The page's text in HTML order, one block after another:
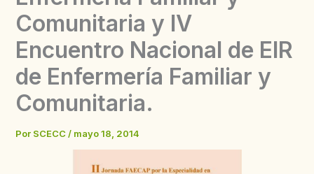
Comunitaria y IV
Encuentro Nacional de EIR
de Enfermería Familiar y
Comunitaria.
Por SCECC / mayo 18, 2014